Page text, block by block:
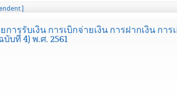
]
ารรับเงิน การเบิกจ่ายเงิน การฝากเงิน กา
บที่ 4) พ.ศ. 2561